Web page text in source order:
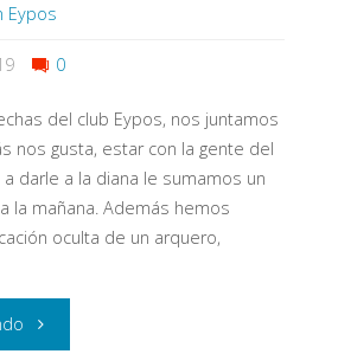
Eypos
0
del club Eypos, nos juntamos
nos gusta, estar con la gente del
darle a la diana le sumamos un
la mañana. Además hemos
oculta de un arquero,
"Game